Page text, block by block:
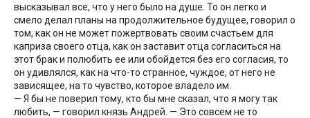
высказывал все, что у него было на душе. То он легко и
смело делал планы на продолжительное будущее, говорил о
том, как он не может пожертвовать своим счастьем для
каприза своего отца, как он заставит отца согласиться на
этот брак и полюбить ее или обойдется без его согласия, то
он удивлялся, как на что-то странное, чуждое, от него не
зависящее, на то чувство, которое владело им.
— Я бы не поверил тому, кто бы мне сказал, что я могу так
любить, — говорил князь Андрей. — Это совсем не то